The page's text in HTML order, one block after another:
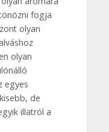
fogja
olyan
olyan
egyes
de
illatról a